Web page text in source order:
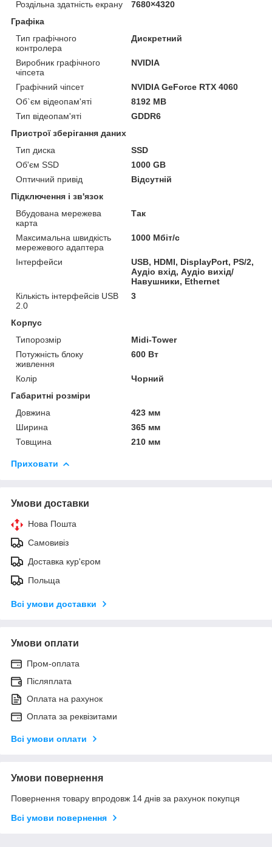
Роздільна здатність екрану
7680×4320
Графіка
Тип графічного
контролера
Дискретний
Виробник графічного
чіпсета
NVIDIA
Графічний чіпсет
NVIDIA GeForce RTX 4060
Об`єм відеопам'яті
8192 MB
Тип відеопам'яті
GDDR6
Пристрої зберігання даних
Тип диска
SSD
Об'єм SSD
1000 GB
Оптичний привід
Відсутній
Підключення і зв'язок
Вбудована мережева
карта
Так
Максимальна швидкість
мережевого адаптера
1000 Мбіт/с
Інтерфейси
USB, HDMI, DisplayPort, PS/2,
Аудіо вхід, Аудіо вихід/
Навушники, Ethernet
Кількість інтерфейсів USB
2.0
3
Корпус
Типорозмір
Midi-Tower
Потужність блоку
живлення
600 Вт
Колір
Чорний
Габаритні розміри
Довжина
423 мм
Ширина
365 мм
Товщина
210 мм
Приховати
Умови доставки
Нова Пошта
Самовивіз
Доставка кур'єром
Польща
Всі умови доставки
Умови оплати
Пром-оплата
Післяплата
Оплата на рахунок
Оплата за реквізитами
Всі умови оплати
Умови повернення
Повернення товару впродовж 14 днів за рахунок покупця
Всі умови повернення